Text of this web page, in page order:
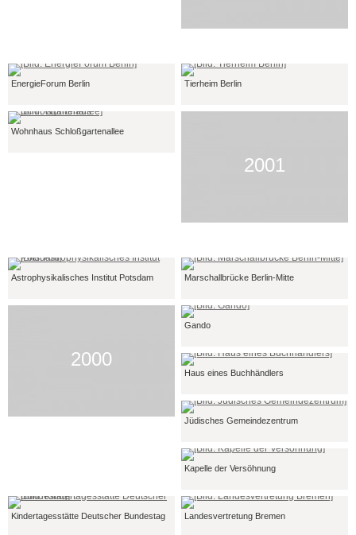
EnergieForum Berlin Tierheim Berlin
Wohnhaus Schloßgartenallee
2001
Astrophysikalisches Institut Potsdam Marschallbrücke Berlin-Mitte
2000
Gando
Haus eines Buchhändlers
Jüdisches Gemeindezentrum
Kapelle der Versöhnung
Kindertagesstätte Deutscher Bundestag Landesvertretung Bremen